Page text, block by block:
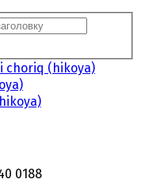
choriq (hikoya)
0188